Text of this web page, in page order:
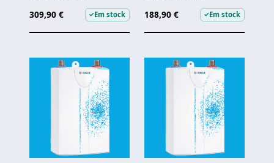
309,90 € ✓Em stock 188,90 € ✓Em stock